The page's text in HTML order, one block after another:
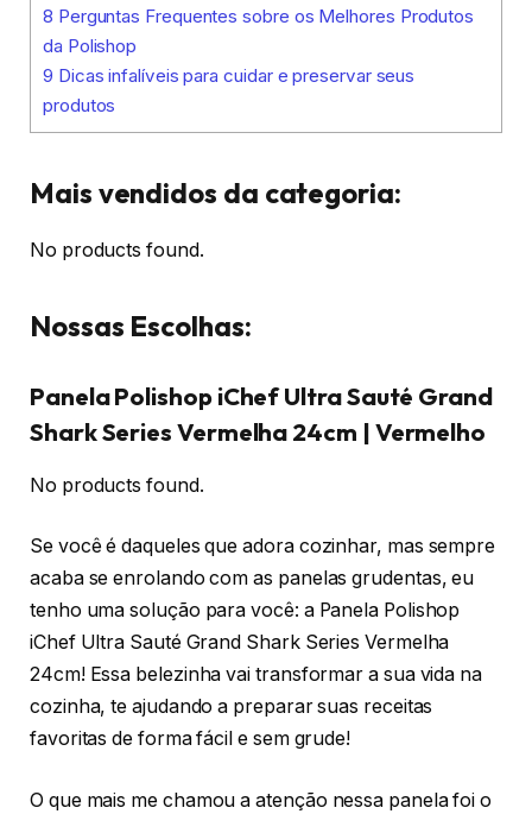
8 Perguntas Frequentes sobre os Melhores Produtos
da Polishop
9 Dicas infalíveis para cuidar e preservar seus
produtos
Mais vendidos da categoria:
No products found.
Nossas Escolhas:
Panela Polishop iChef Ultra Sauté Grand
Shark Series Vermelha 24cm | Vermelho
No products found.
Se você é daqueles que adora cozinhar, mas sempre
acaba se enrolando com as panelas grudentas, eu
tenho uma solução para você: a Panela Polishop
iChef Ultra Sauté Grand Shark Series Vermelha
24cm! Essa belezinha vai transformar a sua vida na
cozinha, te ajudando a preparar suas receitas
favoritas de forma fácil e sem grude!
O que mais me chamou a atenção nessa panela foi o